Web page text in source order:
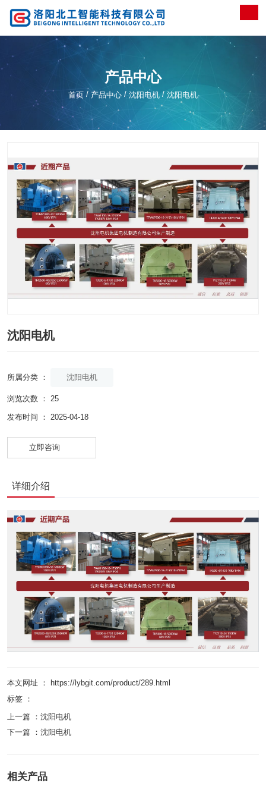
产品中心
首页 / 产品中心 / 沈阳电机 / 沈阳电机
沈阳电机
所属分类 ： 沈阳电机
浏览次数 ： 25
发布时间 ： 2025-04-18
立即咨询
详细介绍
本文网址 ： https://lybgit.com/product/289.html
标签 ：
上一篇 ： 沈阳电机
下一篇 ： 沈阳电机
相关产品